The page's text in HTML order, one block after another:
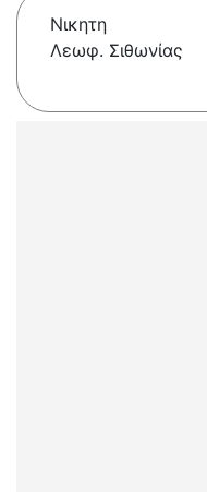
Νικητη
Λεωφ. Σιθωνίας